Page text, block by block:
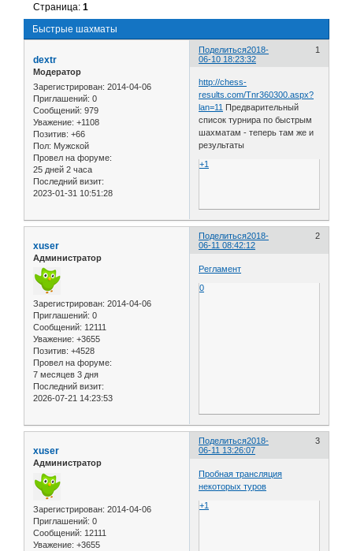
Быстрые шахматы
Страница:1
Поделиться 1
2018-
06-10 18:23:32
dextr
Модератор
Зарегистрирован: 2014-04-06
Приглашений: 0
Сообщений: 979
Уважение: +1108
Позитив: +66
Пол: Мужской
Провел на форуме:
25 дней 2 часа
Последний визит:
2023-01-31 10:51:28
http://chess-
results.com/Tnr360300.aspx?
lan=11
Предварительный
список турнира по быстрым
шахматам - теперь там же и
результаты
+1
Поделиться 2
2018-
06-11 08:42:12
xuser
Администратор
Зарегистрирован: 2014-04-06
Приглашений: 0
Сообщений: 12111
Уважение: +3655
Позитив: +4528
Провел на форуме:
7 месяцев 3 дня
Последний визит:
2026-07-21 14:23:53
Регламент
0
Поделиться 3
2018-
06-11 13:26:07
xuser
Администратор
Зарегистрирован: 2014-04-06
Приглашений: 0
Сообщений: 12111
Уважение: +3655
Пробная трансляция
некоторых туров
+1